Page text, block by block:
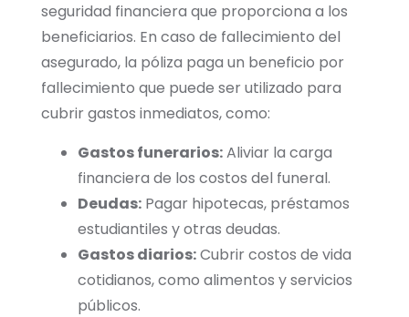
seguridad financiera que proporciona a los
beneficiarios. En caso de fallecimiento del
asegurado, la póliza paga un beneficio por
fallecimiento que puede ser utilizado para
cubrir gastos inmediatos, como:
Gastos funerarios:Aliviar la carga
financiera de los costos del funeral.
Deudas:Pagar hipotecas, préstamos
estudiantiles y otras deudas.
Gastos diarios:Cubrir costos de vida
cotidianos, como alimentos y servicios
públicos.